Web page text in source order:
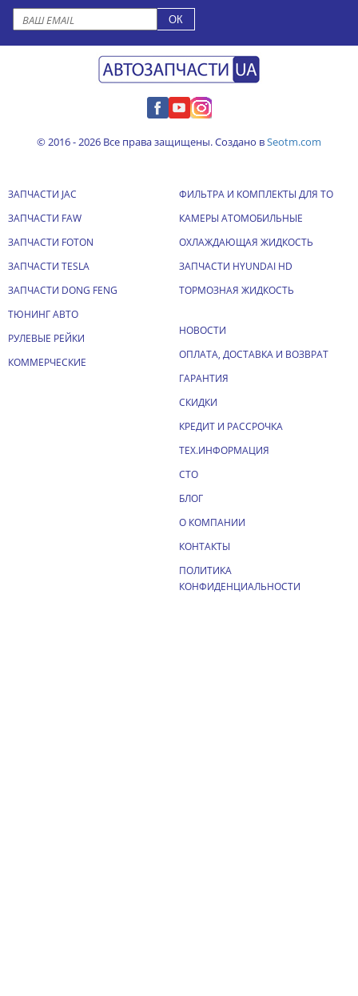
© 2016 - 2026 Все права защищены. Создано вSeotm.com
ЗАПЧАСТИ JAC
ЗАПЧАСТИ FAW
ЗАПЧАСТИ FOTON
ЗАПЧАСТИ TESLA
ЗАПЧАСТИ DONG FENG
ТЮНИНГ АВТО
РУЛЕВЫЕ РЕЙКИ
КОММЕРЧЕСКИЕ
ФИЛЬТРА И КОМПЛЕКТЫ ДЛЯ ТО
КАМЕРЫ АТОМОБИЛЬНЫЕ
ОХЛАЖДАЮЩАЯ ЖИДКОСТЬ
ЗАПЧАСТИ HYUNDAI HD
ТОРМОЗНАЯ ЖИДКОСТЬ
НОВОСТИ
ОПЛАТА, ДОСТАВКА И ВОЗВРАТ
ГАРАНТИЯ
СКИДКИ
КРЕДИТ И РАССРОЧКА
ТЕХ.ИНФОРМАЦИЯ
СТО
БЛОГ
О КОМПАНИИ
КОНТАКТЫ
ПОЛИТИКА
КОНФИДЕНЦИАЛЬНОСТИ